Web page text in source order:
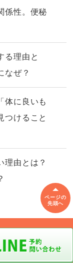
係性。便秘
る理由と
なぜ？
体に良いも
つけること
理由とは？
ページの
先頭へ